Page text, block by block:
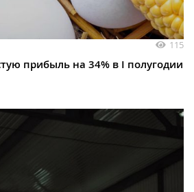
115
прибыль на 34% в I полугодии